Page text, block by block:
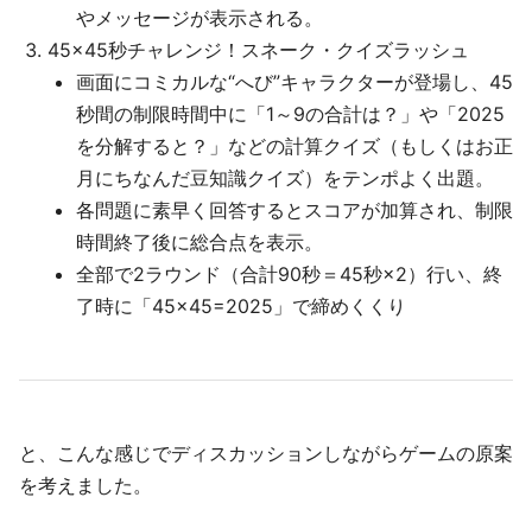
やメッセージが表示される。
45×45秒チャレンジ！スネーク・クイズラッシュ
画面にコミカルな“へび”キャラクターが登場し、45
秒間の制限時間中に「1～9の合計は？」や「2025
を分解すると？」などの計算クイズ（もしくはお正
月にちなんだ豆知識クイズ）をテンポよく出題。
各問題に素早く回答するとスコアが加算され、制限
時間終了後に総合点を表示。
全部で2ラウンド（合計90秒＝45秒×2）行い、終
了時に「45×45=2025」で締めくくり
と、こんな感じでディスカッションしながらゲームの原案
を考えました。